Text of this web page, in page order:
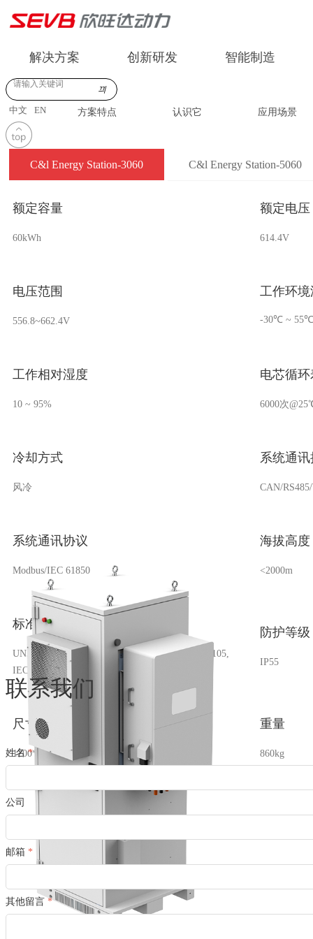
解决方案 创新研发 智能制造
끠
中文 EN 方案特点 认识它 应用场景
C&l Energy Station-3060 C&l Energy Station-5060
额定容量
60kWh
额定电压
614.4V
电压范围
556.8~662.4V
工作环境
-30℃ ~ 55℃
工作相对湿度
10 ~ 95%
电芯循
6000次
冷却方式
风冷
系统通
CAN/
系统通讯协议
Modbus/IEC 61850
海拔高度
<2000m
标准&认证
UN38.3, CE, IEC62619, CEI 0-21, VDE-AR-N 4105,
IEC 62109
防护等级
IP55
尺寸
1200*2160*750mm
重量
860kg
联系我们
姓名 *
公司
邮箱 *
其他留言 *